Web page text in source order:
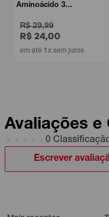
3...
29,99
24,00
até 1x sem juros
Avaliações e
0
Escrever